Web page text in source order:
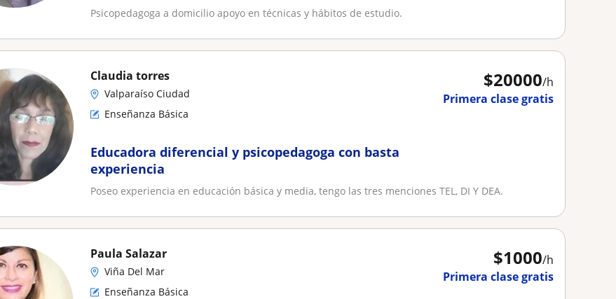
Psicopedagoga a domicilio apoyo en técnicas y hábitos de estudio.
$20000/h
Primera clase gratis
Claudia torres
Valparaíso Ciudad
Enseñanza Básica
Educadora diferencial y psicopedagoga con basta
experiencia
Poseo experiencia en educación básica y media, tengo las tres menciones TEL, DI Y DEA.
$1000/h
Primera clase gratis
Paula Salazar
Viña Del Mar
Enseñanza Básica